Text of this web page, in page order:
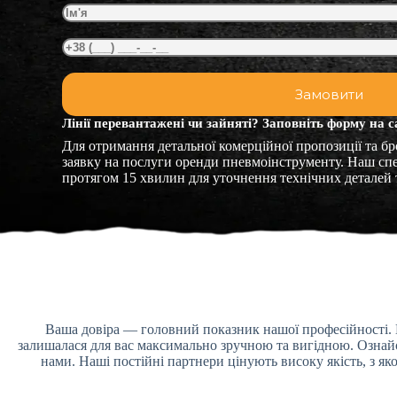
Лінії перевантажені чи зайняті? Заповніть форму на
Для отримання детальної комерційної пропозиції та
заявку на послуги оренди пневмоінструменту. Наш
протягом 15 хвилин для уточнення технічних деталей
Ваша довіра — головний показник нашої
залишалася для вас максимально зручною та вигідною.
нами. Наші постійні партнери цінують високу якість, з